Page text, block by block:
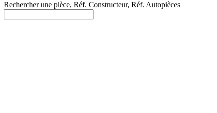
Rechercher une pièce, Réf. Constructeur, Réf. Autopièces